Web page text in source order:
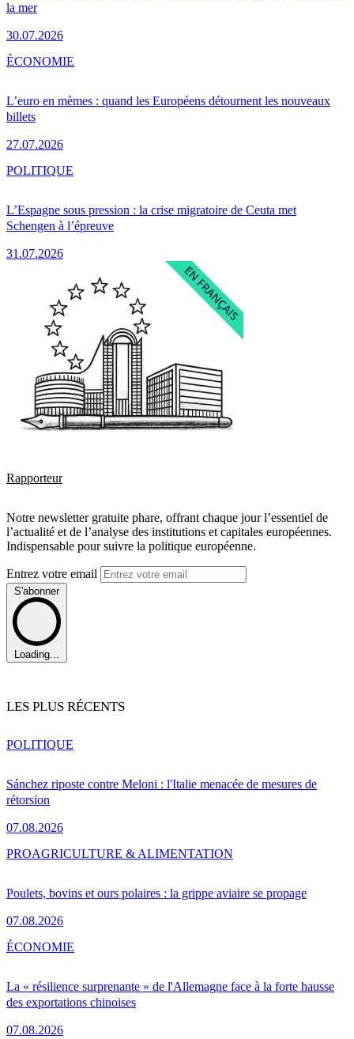
la mer
30.07.2026
L’euro en mèmes : quand les Européens détournent les nouveaux
billets
27.07.2026
ÉCONOMIE
L’Espagne sous pression : la crise migratoire de Ceuta met
Schengen à l’épreuve
31.07.2026
POLITIQUE
Rapporteur
Notre newsletter gratuite phare, offrant chaque jour l’essentiel de
l’actualité et de l’analyse des institutions et capitales européennes.
Indispensable pour suivre la politique européenne.
Entrez votre email
S'abonner
Loading...
LES PLUS RÉCENTS
Sánchez riposte contre Meloni : l'Italie menacée de mesures de
rétorsion
07.08.2026
POLITIQUE
Poulets, bovins et ours polaires : la grippe aviaire se propage
07.08.2026
PROAGRICULTURE & ALIMENTATION
La « résilience surprenante » de l'Allemagne face à la forte hausse
des exportations chinoises
07.08.2026
ÉCONOMIE